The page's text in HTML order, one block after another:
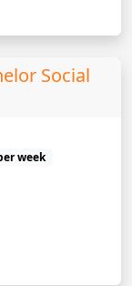
Social
week